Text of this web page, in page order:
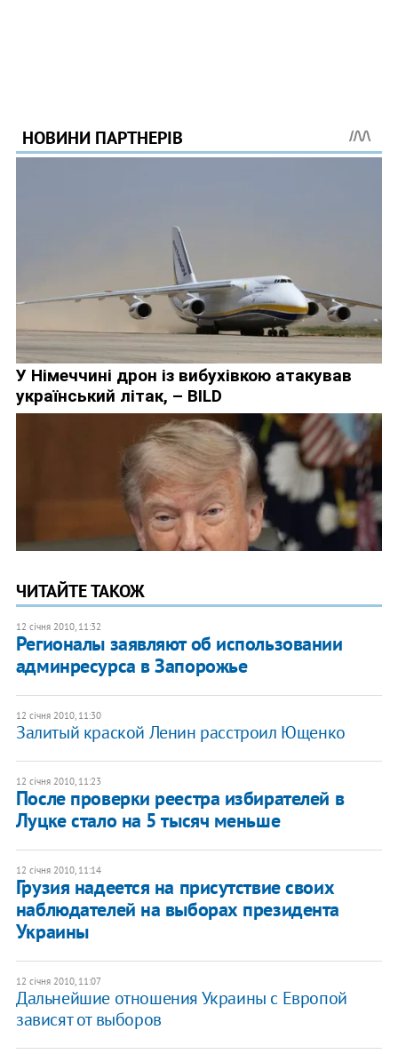
ЧИТАЙТЕ ТАКОЖ
12 січня 2010, 11:32
Регионалы заявляют об использовании
админресурса в Запорожье
12 січня 2010, 11:30
Залитый краской Ленин расстроил Ющенко
12 січня 2010, 11:23
После проверки реестра избирателей в
Луцке стало на 5 тысяч меньше
12 січня 2010, 11:14
Грузия надеется на присутствие своих
наблюдателей на выборах президента
Украины
12 січня 2010, 11:07
Дальнейшие отношения Украины с Европой
зависят от выборов